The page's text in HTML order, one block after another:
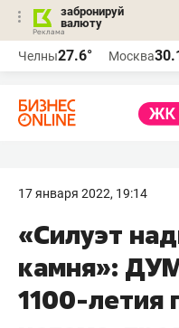
забронируй
валюту
Челны27.6° Москва
17 января 2022, 19:14
«Силуэт
камня»:
1100-летия